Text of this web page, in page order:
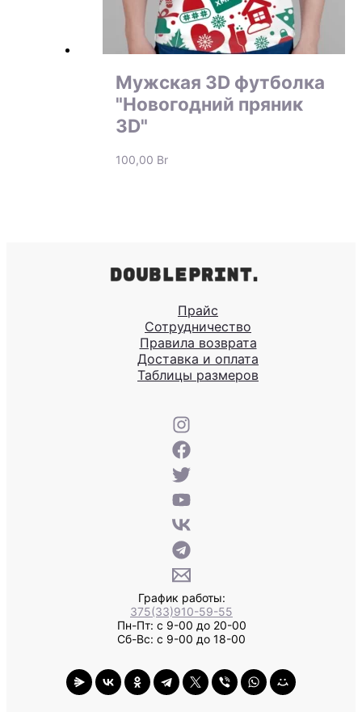
Мужская 3D футболка
"Новогодний пряник
3D"
100,00 Br
Прайс
Сотрудничество
Правила возврата
Доставка и оплата
Таблицы размеров
График работы:
375(33)910-59-55
Пн-Пт: с 9-00 до 20-00
Сб-Вс: с 9-00 до 18-00